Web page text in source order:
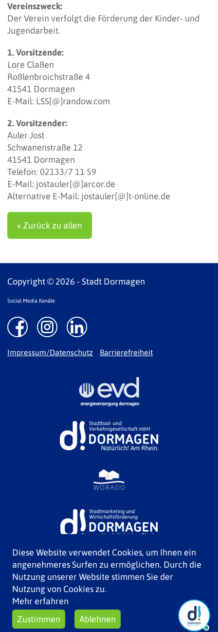
Vereinszweck:
Der Verein verfolgt die Förderung der Kinder- und
Jugendarbeit.
1. Vorsitzende:
Lore Claßen
Roßlenbroichstraße 4
41541 Dormagen
E-Mail: LSS[@]randow.com
2. Vorsitzender:
Auler Jost
Schwanenstraße 12
41541 Dormagen
Telefon: 02133/7 11 59
E-Mail: jostauler[@]arcor.de
Alternative E-Mail: jostauler[@]t-online.de
« Zurück zu allen
Diese Website verwendet Cookies, um Ihnen ein
angenehmeres Surfen zu ermöglichen. Durch die
Nutzung unserer Website stimmen Sie der
Nutzung von Cookies zu.
Mehr erfahren
Zustimmen
Ablehnen
Copyright © 2026 - Stadt Dormagen
Social Media Kanäle
Impressum/Datenschutz Barrierefreiheit